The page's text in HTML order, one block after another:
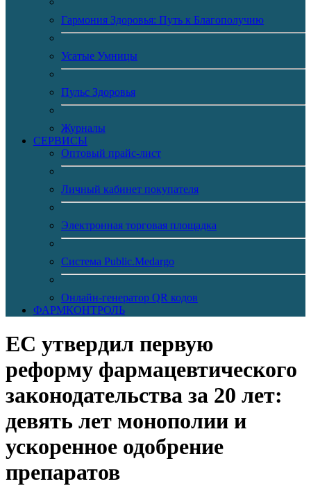
Гармония Здоровья: Путь к Благополучию
Усатые Умницы
Пульс Здоровья
Журналы
CЕРВИСЫ
Оптовый прайс-лист
Личный кабинет покупателя
Электронная торговая площадка
Система Public.Medargo
Онлайн-генератор QR кодов
ФАРМКОНТРОЛЬ
ЕС утвердил первую
реформу фармацевтического
законодательства за 20 лет:
девять лет монополии и
ускоренное одобрение
препаратов